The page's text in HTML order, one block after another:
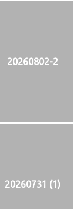
20260802-2
20260731 (1)